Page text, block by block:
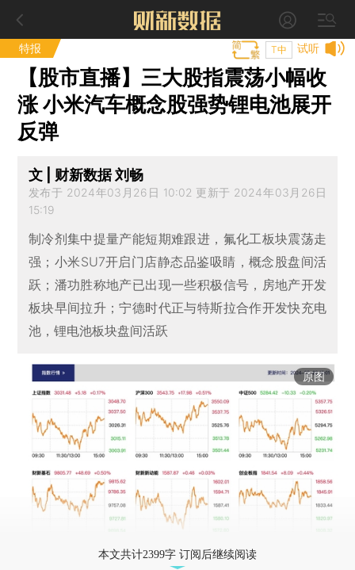
特报 试听
T中
【股市直播】三大股指震荡小幅收
涨 小米汽车概念股强势锂电池展开
反弹
文 | 财新数据 刘畅
发布于 2024年03月26日 10:02 更新于 2024年03月26日
15:19
制冷剂集中提量产能短期难跟进，氟化工板块震荡走
强；小米SU7开启门店静态品鉴吸睛，概念股盘间活
跃；潘功胜称地产已出现一些积极信号，房地产开发
板块早间拉升；宁德时代正与特斯拉合作开发快充电
池，锂电池板块盘间活跃
原图
本文共计2399字 订阅后继续阅读